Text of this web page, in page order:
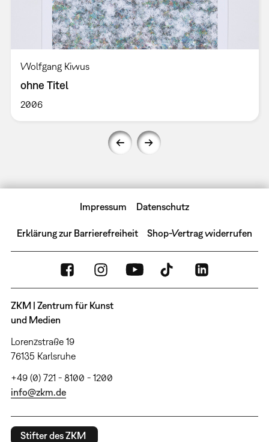
Wolfgang Kiwus
ohne Titel
2006
Impressum Datenschutz
Erklärung zur Barrierefreiheit Shop-Vertrag widerrufen
ZKM | Zentrum für Kunst
und Medien
Lorenzstraße 19
76135 Karlsruhe
+49 (0) 721 - 8100 - 1200
info@zkm.de
Stifter des ZKM